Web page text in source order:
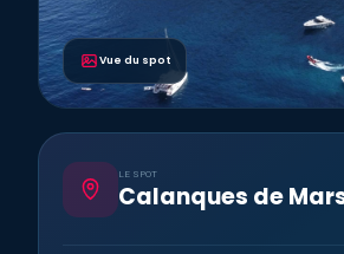
Vue du spot
LE SPOT
Calanques de